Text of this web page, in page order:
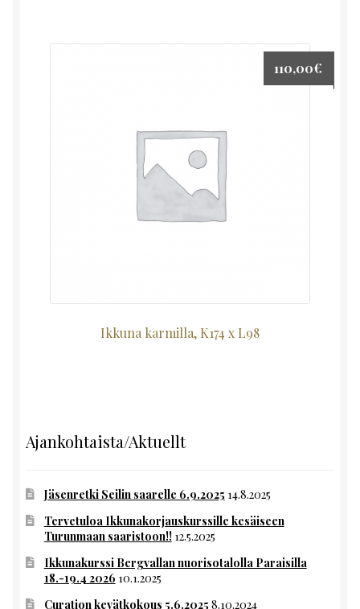
Ikkuna karmilla, K174 x L98
110,00€
Ajankohtaista/Aktuellt
Jäsenretki Seilin saarelle 6.9.2025 14.8.2025
Tervetuloa Ikkunakorjauskurssille kesäiseen
Turunmaan saaristoon!! 12.5.2025
Ikkunakurssi Bergvallan nuorisotalolla Paraisilla
18.-19.4 2026 10.1.2025
Curation kevätkokous 5.6.2025 8.10.2024